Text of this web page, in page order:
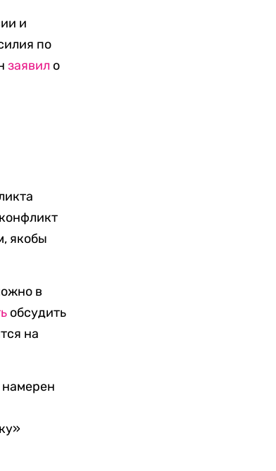
и
по
заявил о
якобы
в
обсудить
на
намерен